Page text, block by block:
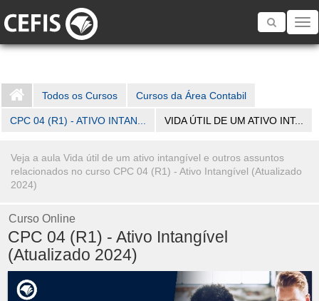
Toggle
Todos os Cursos Cursos da Área Contabil
CPC 04 (R1) - ATIVO INTAN... VIDA ÚTIL DE UM ATIVO INT...
Veja a aula Vida útil de um ativo intangível e outros assuntos
relacionados no curso CPC 04 (R1) - Ativo Intangível (Atualizado
2024)
Curso Online
CPC 04 (R1) - Ativo Intangível
(Atualizado 2024)